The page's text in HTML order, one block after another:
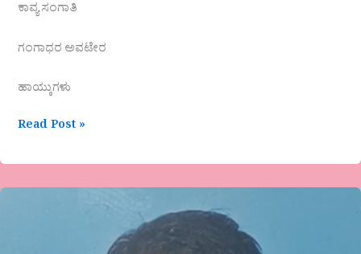
ಕಾವ್ಯ ಸಂಗಾತಿ
ಗಂಗಾಧರ ಅವಟೇರ
ಹಾಯ್ಕುಗಳು
Read Post »